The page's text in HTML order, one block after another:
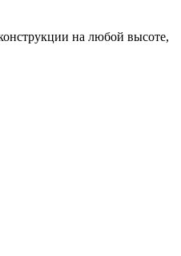
на любой высоте,